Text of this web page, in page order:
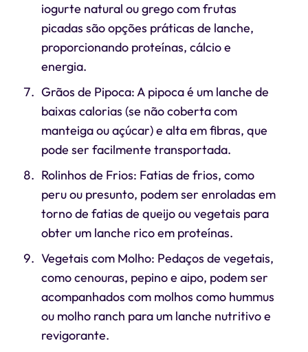
iogurte natural ou grego com frutas
picadas são opções práticas de lanche,
proporcionando proteínas, cálcio e
energia.
Grãos de Pipoca: A pipoca é um lanche de
baixas calorias (se não coberta com
manteiga ou açúcar) e alta em fibras, que
pode ser facilmente transportada.
Rolinhos de Frios: Fatias de frios, como
peru ou presunto, podem ser enroladas em
torno de fatias de queijo ou vegetais para
obter um lanche rico em proteínas.
Vegetais com Molho: Pedaços de vegetais,
como cenouras, pepino e aipo, podem ser
acompanhados com molhos como hummus
ou molho ranch para um lanche nutritivo e
revigorante.